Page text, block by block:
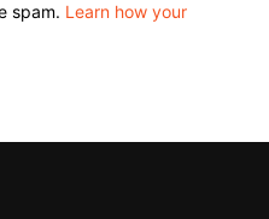
spam. Learn how your